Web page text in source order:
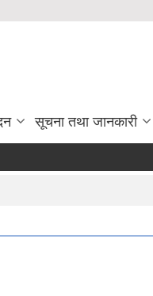
सूचना तथा जानकारी